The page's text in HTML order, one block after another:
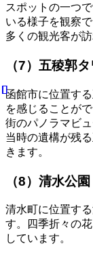
スポットの一つ
いる様子を観察
多くの観光客が訪
（7）五稜郭
函館市に位置す
を感じることが
街のパノラマビ
当時の遺構が残
きます。
（8）清水公園
清水町に位置す
す。四季折々の
しています。